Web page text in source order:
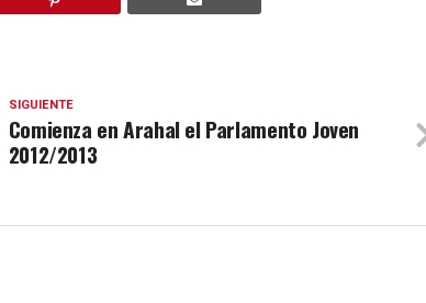
SIGUIENTE
Comienza en Arahal el Parlamento Joven
2012/2013